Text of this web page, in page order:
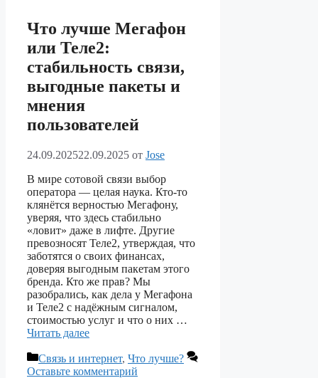
Что лучше Мегафон
или Теле2:
стабильность связи,
выгодные пакеты и
мнения
пользователей
24.09.202522.09.2025 от Jose
В мире сотовой связи выбор
оператора — целая наука. Кто-то
клянётся верностью Мегафону,
уверяя, что здесь стабильно
«ловит» даже в лифте. Другие
превозносят Теле2, утверждая, что
заботятся о своих финансах,
доверяя выгодным пакетам этого
бренда. Кто же прав? Мы
разобрались, как дела у Мегафона
и Теле2 с надёжным сигналом,
стоимостью услуг и что о них …
Читать далее
Рубрики
Связь и интернет, Что лучше?
Оставьте комментарий